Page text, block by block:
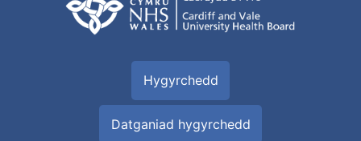
Hygyrchedd
Datganiad hygyrchedd